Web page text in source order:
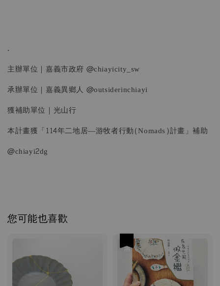
.
主辦單位｜嘉義市政府 @chiayicity_sw
承辦單位｜嘉義異鄉人 @outsiderinchiayi
獲補助單位｜光山行
本計畫獲「114年二地居—游牧者行動(Nomads)計畫」補助
@chiayi2dg
您可能也喜歡